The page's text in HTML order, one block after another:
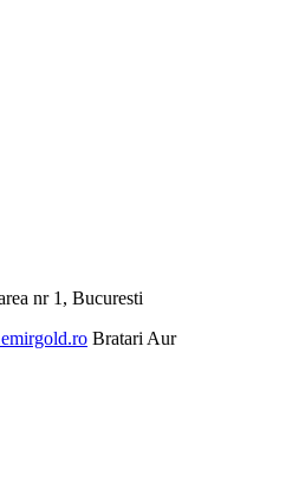
nr 1, Bucuresti
Bratari Aur